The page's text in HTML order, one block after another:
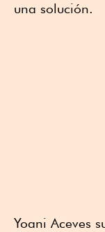
una solución.
Yoani Aceves